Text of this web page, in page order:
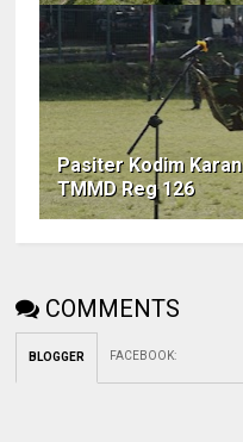
Pasiter Kodim
TMMD Reg 126
COMMENTS
BLOGGER FACEBOOK: